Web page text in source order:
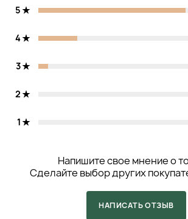
5
4
3
2
1
Напишите свое мнение о
Сделайте выбор других
НАПИСАТЬ ОТЗЫВ